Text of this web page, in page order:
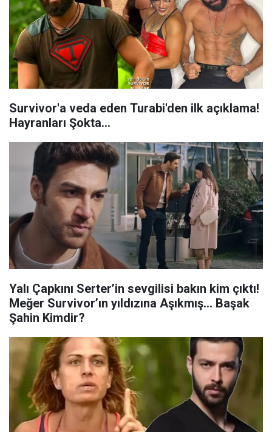
Survivor'a veda eden Turabi'den ilk açıklama!
Hayranları Şokta…
Yalı Çapkını Serter’in sevgilisi bakın kim çıktı!
Meğer Survivor’ın yıldızına Aşıkmış… Başak
Şahin Kimdir?